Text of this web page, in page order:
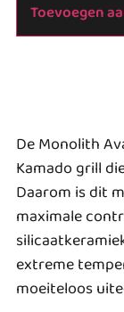
Toevoegen
De Monolith
Kamado grill
Daarom is dit
maximale
extreme
moeiteloos